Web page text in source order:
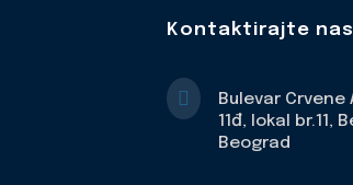
Kontaktirajte nas

Bulevar Crvene
11đ, lokal br.11,
Beograd